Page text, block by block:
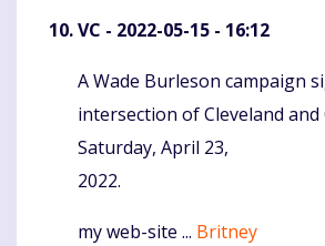
VC - 2022-05-15 - 16:12
Komentaras
A Wade Burleson campaign
intersection of Cleveland
Saturday, April 23,
2022.
my web-site ... Britney